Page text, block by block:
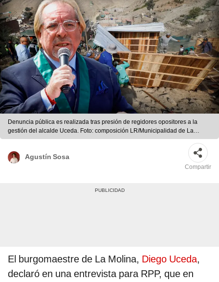
Denuncia pública es realizada tras presión de regidores opositores a la
gestión del alcalde Uceda. Foto: composición LR/Municipalidad de La
Molina/difusión
Agustín Sosa
Compartir
El burgomaestre de La Molina, Diego Uceda,
declaró en una entrevista para RPP, que en